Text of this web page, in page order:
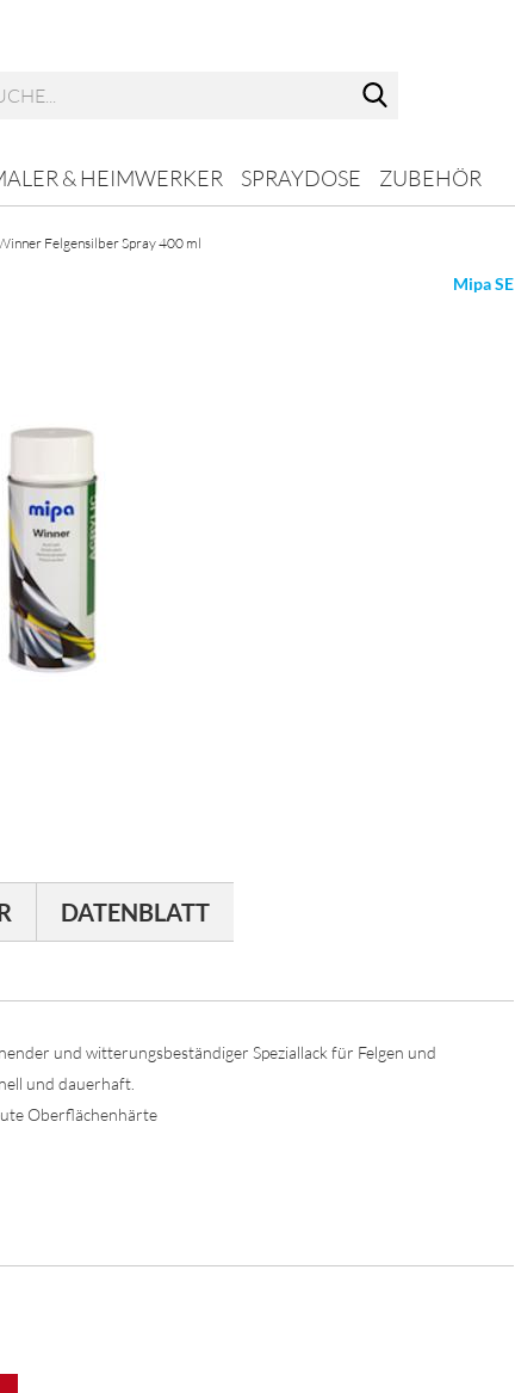
& HEIMWERKER SPRAYDOSE ZUBEHÖR
Felgensilber Spray 400 ml
Mipa SE
DATENBLATT
und witterungsbeständiger Speziallack für Felgen und
und dauerhaft.
Oberflächenhärte